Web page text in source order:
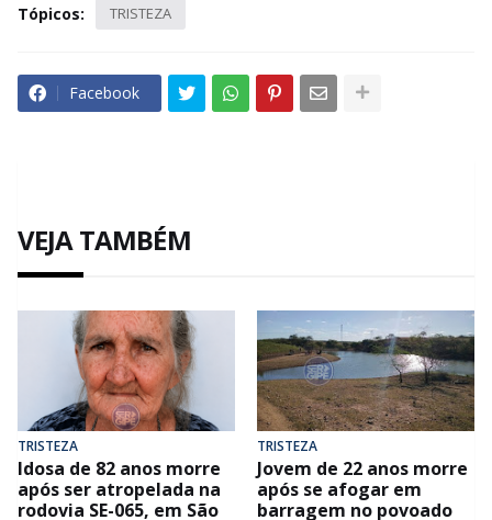
Tópicos: TRISTEZA
Facebook
VEJA TAMBÉM
TRISTEZA
Idosa de 82 anos morre
após ser atropelada na
rodovia SE-065, em São
TRISTEZA
Jovem de 22 anos morre
após se afogar em
barragem no povoado